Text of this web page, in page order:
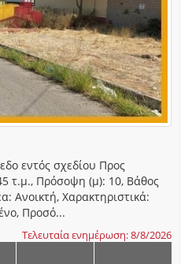
εντός σχεδίου Προς
τ.μ., Πρόσοψη (μ): 10, Βάθος
Ανοικτή, Χαρακτηριστικά:
Προσό...
Τελευταία ενημέρωση: 8/8/2026